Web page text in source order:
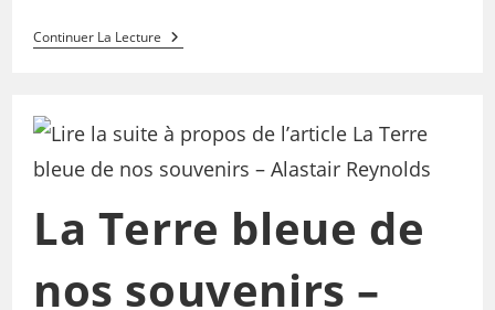
Continuer La Lecture
La Terre bleue de
nos souvenirs –